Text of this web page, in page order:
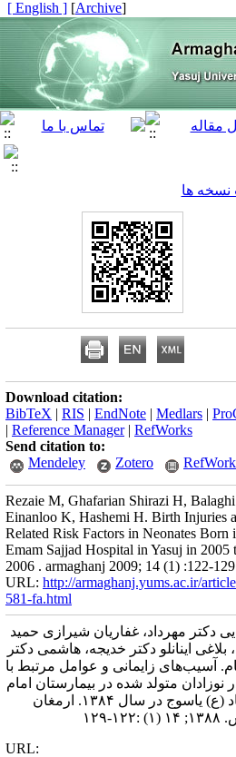
[
Archive
]
[ English ]
ها
Download citation:
BibTeX | RIS | EndNote | Medlars |
| Reference Manager| RefWorks
Send citation to:
Mendeley
Zotero
Rezaie M, Ghafarian Shirazi H, Balaghi
Einanloo K, Hashemi H. Birth Injuries
Related Risk Factors in Neonates Born
Emam Sajjad Hospital in Yasuj in 2005
2006 . armaghanj 2009; 14 (1) :122-129
URL: http://armaghanj.yums.ac.ir/
581-fa.html
دکتر مهرداد، غفاریان شیرازی حمید
بلاغی اینانلو دکتر خدیجه، هاشمی دکتر
آسیب‌های زایمانی و عوامل مرتبط با
نوزادان متولد شده در بیمارستان امام
سجاد (ع) یاسوج در سال ۱۳۸۴. ارمغان
۱۲۹
URL: